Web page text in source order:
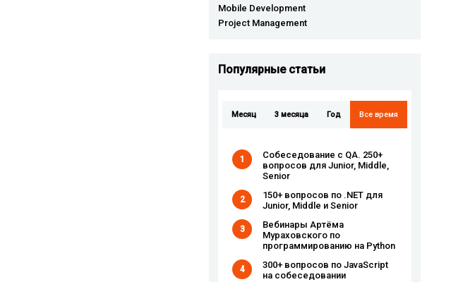
Mobile Development
Project Management
Популярные cтатьи
Месяц 3 месяца Год Все время
1
Собеседование с QA. 250+
вопросов для Junior, Middle,
Senior
2
150+ вопросов по .NET для
Junior, Middle и Senior
3
Вебинары Артёма
Мураховского по
программированию на Python
4
300+ вопросов по JavaScript
на собеседовании